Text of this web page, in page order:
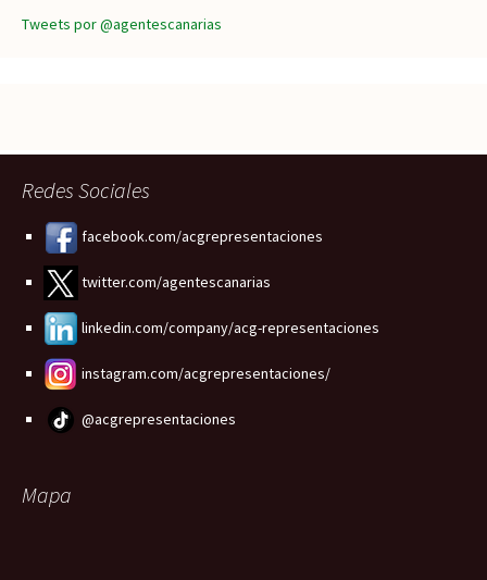
Tweets por @agentescanarias
Redes Sociales
facebook.com/acgrepresentaciones
twitter.com/agentescanarias
linkedin.com/company/acg-representaciones
instagram.com/acgrepresentaciones/
@acgrepresentaciones
Mapa